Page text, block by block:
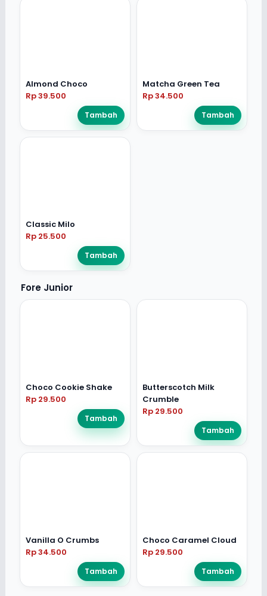
Almond Choco
Rp 39.500
Tambah
Matcha Green Tea
Rp 34.500
Tambah
Classic Milo
Rp 25.500
Tambah
Fore Junior
Choco Cookie Shake
Rp 29.500
Tambah
Butterscotch Milk
Crumble
Rp 29.500
Tambah
Vanilla O Crumbs
Rp 34.500
Tambah
Choco Caramel Cloud
Rp 29.500
Tambah